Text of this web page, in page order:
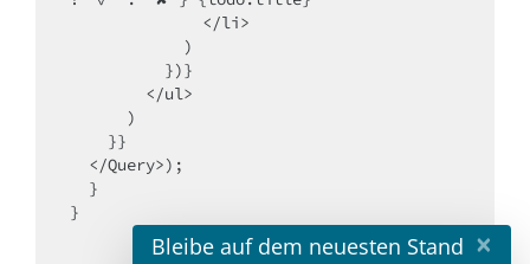
}
Bleibe auf dem neuesten Stand ×